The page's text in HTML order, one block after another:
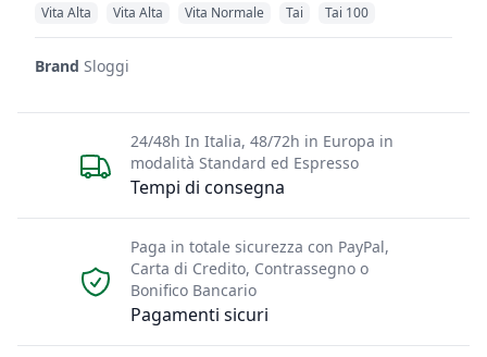
Vita Alta
Vita Alta Vita Normale Tai Tai 100
Brand Sloggi
Tempi di consegna
24/48h In Italia, 48/72h in Europa in
modalità Standard ed Espresso
Pagamenti sicuri
Paga in totale sicurezza con PayPal,
Carta di Credito, Contrassegno o
Bonifico Bancario